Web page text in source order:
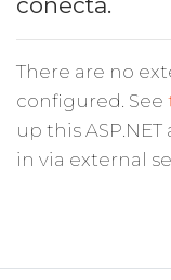
There are no
configured. See
up this
in via external